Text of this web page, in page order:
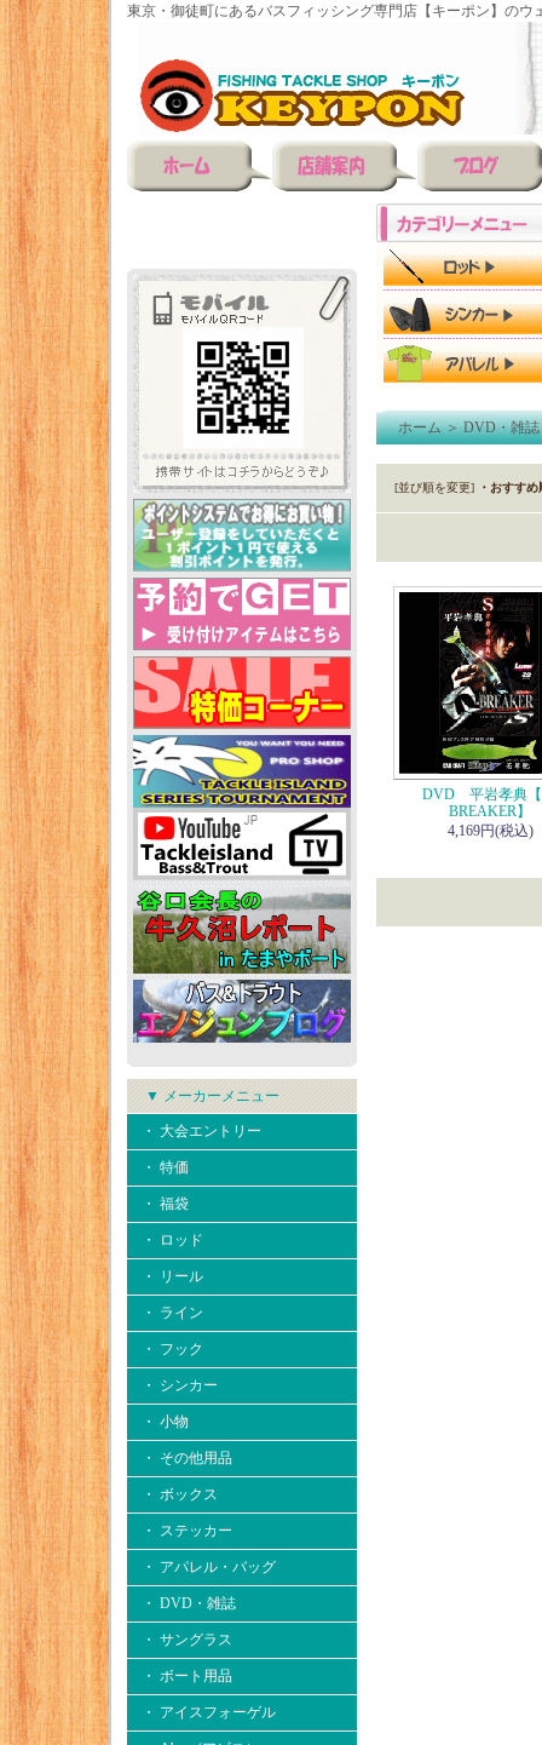
東京・御徒町にあるバスフィッシング専門店【キーポン】のウ
▼ メーカーメニュー
・ 大会エントリー
・ 特価
・ 福袋
・ ロッド
・ リール
・ ライン
・ フック
・ シンカー
・ 小物
・ その他用品
・ ボックス
・ ステッカー
・ アパレル・バッグ
・ DVD・雑誌
・ サングラス
・ ボート用品
・ アイスフォーゲル
ホーム＞DVD・雑誌
[並び順を変更] ・おすすめ
DVD 平岩孝典
BREAKER】
4,169円(税込)